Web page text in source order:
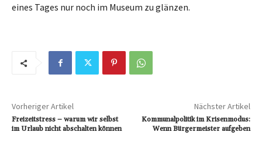
eines Tages nur noch im Museum zu glänzen.
Vorheriger Artikel
Freizeitstress – warum wir selbst
im Urlaub nicht abschalten können
Nächster Artikel
Kommunalpolitik im Krisenmodus:
Wenn Bürgermeister aufgeben